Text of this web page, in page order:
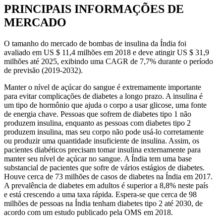
PRINCIPAIS INFORMAÇÕES DE
MERCADO
O tamanho do mercado de bombas de insulina da Índia foi
avaliado em US $ 11,4 milhões em 2018 e deve atingir US $ 31,9
milhões até 2025, exibindo uma CAGR de 7,7% durante o período
de previsão (2019-2032).
Manter o nível de açúcar do sangue é extremamente importante
para evitar complicações de diabetes a longo prazo. A insulina é
um tipo de hormônio que ajuda o corpo a usar glicose, uma fonte
de energia chave. Pessoas que sofrem de diabetes tipo 1 não
produzem insulina, enquanto as pessoas com diabetes tipo 2
produzem insulina, mas seu corpo não pode usá-lo corretamente
ou produzir uma quantidade insuficiente de insulina. Assim, os
pacientes diabéticos precisam tomar insulina externamente para
manter seu nível de açúcar no sangue. A Índia tem uma base
substancial de pacientes que sofre de vários estágios de diabetes.
Houve cerca de 73 milhões de casos de diabetes na Índia em 2017.
A prevalência de diabetes em adultos é superior a 8,8% neste país
e está crescendo a uma taxa rápida. Espera-se que cerca de 98
milhões de pessoas na Índia tenham diabetes tipo 2 até 2030, de
acordo com um estudo publicado pela OMS em 2018.